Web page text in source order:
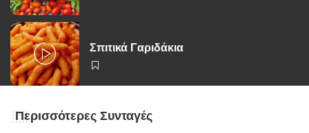
Σπιτικά Γαριδάκια
Περισσότερες Συνταγές